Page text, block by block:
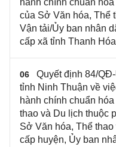
hành chính chuẩn
của Sở Văn hóa, Thể
Vận tải/Ủy ban nhân
cấp xã tỉnh Thanh Hóa
06
Quyết định 84/
tỉnh Ninh Thuận về
hành chính chuẩn
thao và Du lịch thuộc
Sở Văn hóa, Thể
cấp huyện, Ủy ban